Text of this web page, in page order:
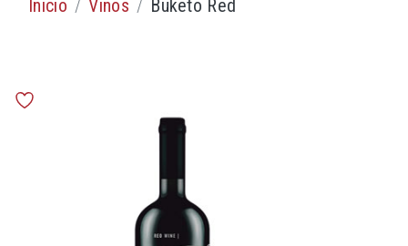
Inicio Vinos Buketo Red